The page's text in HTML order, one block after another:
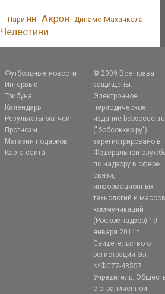
Пари НН Акрон Динамо Махачкала
Челестини
Футбольные новости
Интервью
Трибуна
Календарь
Результаты матчей
Прогнозы
Магазин подарков
Карта сайта
© 2009 Все права
защищены.
Электронное
периодическое
издание bobsoccer.ru
("бобсоккер.ру")
зарегистрировано в
Федеральной
по надзору в сфере
связи,
информационных
технологий и
коммуникаций
(Роскомнадзор) 19
января 2011г.
Свидетельство о
регистрации Эл
№ФС77-43557.
Учредитель:
с ограниченной